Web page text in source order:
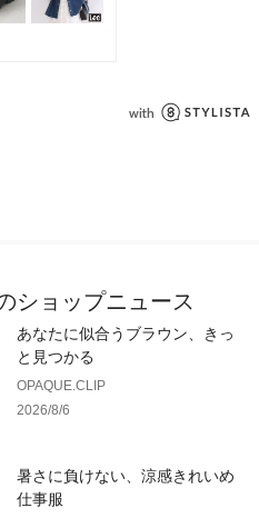
ショップニュース
あなたに似合うブラウン、きっ
と見つかる
OPAQUE.CLIP
2026/8/6
暑さに負けない、涼感きれいめ
仕事服